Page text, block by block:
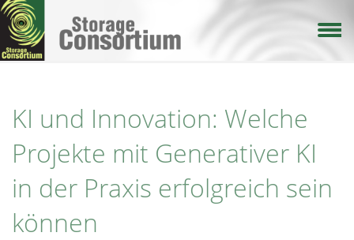
Direkt
zum
Inhalt
KI und Innovation: Welche
Projekte mit Generativer KI
in der Praxis erfolgreich sein
können